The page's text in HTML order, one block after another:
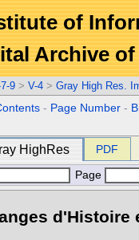
of
Archive
9 > V-4 > Gray High Res.
- Page Number -
HighRes PDF
Page
d'Histoire